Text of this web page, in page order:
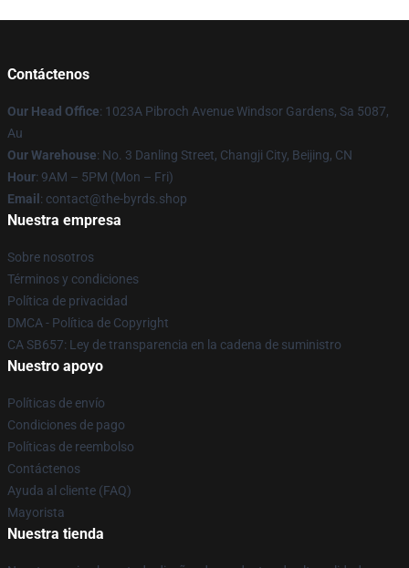
Contáctenos
Our Head Office: 1023A Pibroch Avenue Windsor Gardens, Sa 5087,
Au
Our Warehouse: No. 3 Danling Street, Changji City, Beijing, CN
Hour: 9AM – 5PM (Mon – Fri)
Email : contact@the-byrds.shop
Nuestra empresa
Sobre nosotros
Términos y condiciones
Política de privacidad
DMCA - Política de Copyright
CA SB657: Ley de transparencia en la cadena de suministro
Nuestro apoyo
Políticas de envío
Condiciones de pago
Políticas de reembolso
Contáctenos
Ayuda al cliente (FAQ)
Mayorista
Nuestra tienda